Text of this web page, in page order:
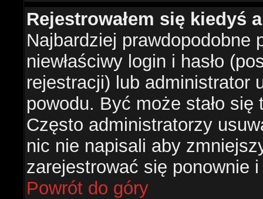
Rejestrowałem się kiedyś
Najbardziej prawdopodobne
niewłaściwy login i hasło
rejestracji) lub administrator
powodu. Być może stało
Często administratorzy
nic nie napisali aby
zarejestrować się ponownie
Powrót do góry